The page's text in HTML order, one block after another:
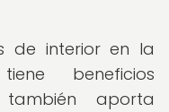
de interior en la
beneficios
aporta